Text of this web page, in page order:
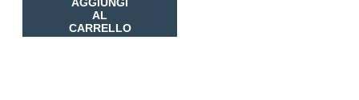
AL
CARRELLO